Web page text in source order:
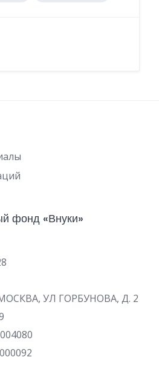
фонд «Внуки»
УЛ ГОРБУНОВА, Д. 2